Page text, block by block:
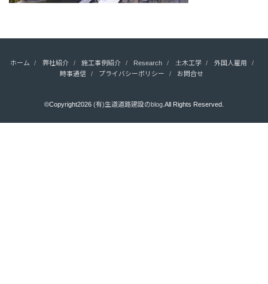
ホーム 弊社紹介 施工事例紹介 Research 土木工学
外国人雇用
時事通信
プライバシーポリシー お問合せ
©Copyright2026 (有)生道道路建設のblog.All Rights Reserved.